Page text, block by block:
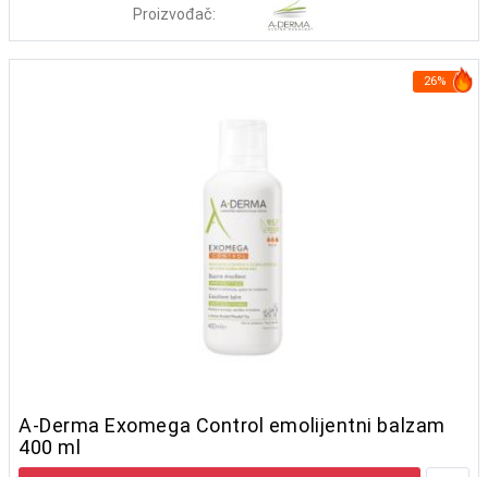
Proizvođač:
26%
A-Derma Exomega Control emolijentni balzam
400 ml